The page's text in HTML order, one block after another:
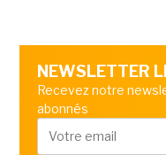
NEWSLETTER
Recevez notre
abonnés